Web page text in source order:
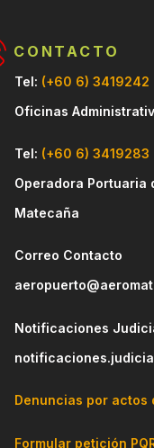
CONTACTO
Tel: (+60 6) 3419242
Oficinas
Tel: (+60 6) 3419283
Operadora Portuaria
Matecaña
Correo Contacto
Notificaciones
Denuncias por actos
Formular petición